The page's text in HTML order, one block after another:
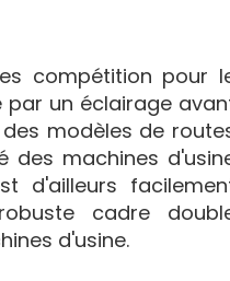
compétition pour
un éclairage
modèles de
des machines
d'ailleurs
cadre
d'usine.